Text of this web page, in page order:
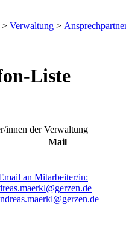
> Verwaltung >
Liste
innen der Verwaltung
Mail